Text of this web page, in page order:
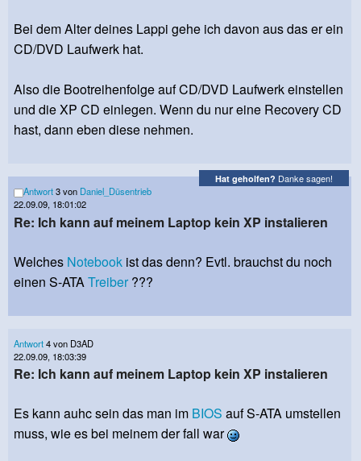
Bei dem Alter deines Lappi gehe ich davon aus das er ein
CD/DVD Laufwerk hat.
Also die Bootreihenfolge auf CD/DVD Laufwerk einstellen
und die XP CD einlegen. Wenn du nur eine Recovery CD
hast, dann eben diese nehmen.
Hat geholfen? Danke sagen!
Antwort3 von Daniel_Düsentrieb
22.09.09, 18:01:02
Re: Ich kann auf meinem Laptop kein XP instalieren
Welches Notebook ist das denn? Evtl. brauchst du noch
einen S-ATA Treiber ???
Antwort4 von D3AD
22.09.09, 18:03:39
Re: Ich kann auf meinem Laptop kein XP instalieren
Es kann auhc sein das man im BIOS auf S-ATA umstellen
muss, wie es bei meinem der fall war